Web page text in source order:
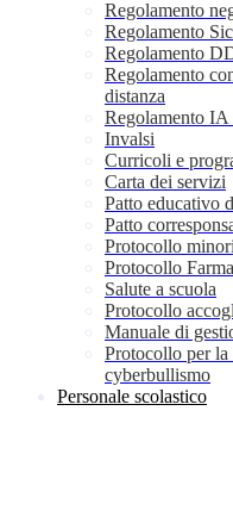
Regolamento
Regolamento
Regolamento
Regolamento
distanza
Regolamento
Invalsi
Curricoli e
Carta dei servizi
Patto educativo
Patto
Protocollo minori
Protocollo
Salute a scuola
Protocollo
Manuale di
Protocollo per la
cyberbullismo
Personale scolastico